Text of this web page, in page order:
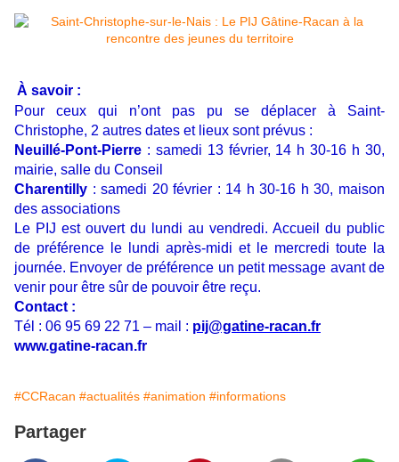
À savoir :
Pour ceux qui n’ont pas pu se déplacer à Saint-
Christophe, 2 autres dates et lieux sont prévus :
Neuillé-Pont-Pierre : samedi 13 février, 14 h 30-16 h 30,
mairie, salle du Conseil
Charentilly : samedi 20 février : 14 h 30-16 h 30, maison
des associations
Le PIJ est ouvert du lundi au vendredi. Accueil du public
de préférence le lundi après-midi et le mercredi toute la
journée. Envoyer de préférence un petit message avant de
venir pour être sûr de pouvoir être reçu.
Contact :
Tél : 06 95 69 22 71 – mail : pij@gatine-racan.fr
www.gatine-racan.fr
#CCRacan #actualités #animation #informations
Partager